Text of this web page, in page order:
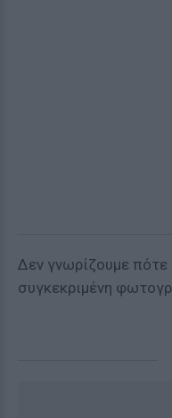
Δεν γνωρίζουμε πότε
συγκεκριμένη